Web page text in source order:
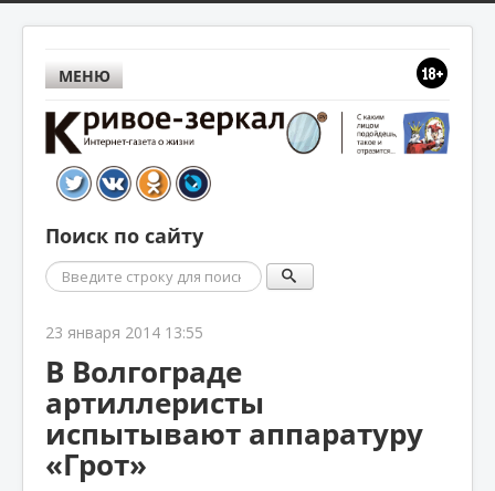
МЕНЮ
Поиск по сайту
Поиск
23 января 2014 13:55
В Волгограде
артиллеристы
испытывают аппаратуру
«Грот»